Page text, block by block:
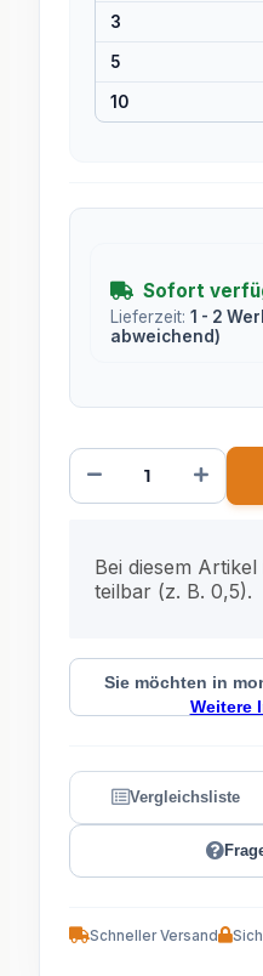
3
5
10
Sofort
Lieferzeit: 1 - 2
abweichend)
Bei diesem
teilbar (z. B. 0,5).
Sie möchten in
Weitere
Schneller Versand